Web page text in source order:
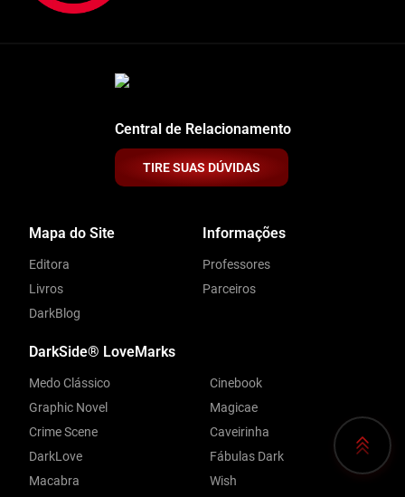
Central de Relacionamento
TIRE SUAS DÚVIDAS
Mapa do Site
Editora
Livros
DarkBlog
Informações
Professores
Parceiros
DarkSide® LoveMarks
Medo Clássico
Graphic Novel
Crime Scene
DarkLove
Macabra
Cinebook
Magicae
Caveirinha
Fábulas Dark
Wish